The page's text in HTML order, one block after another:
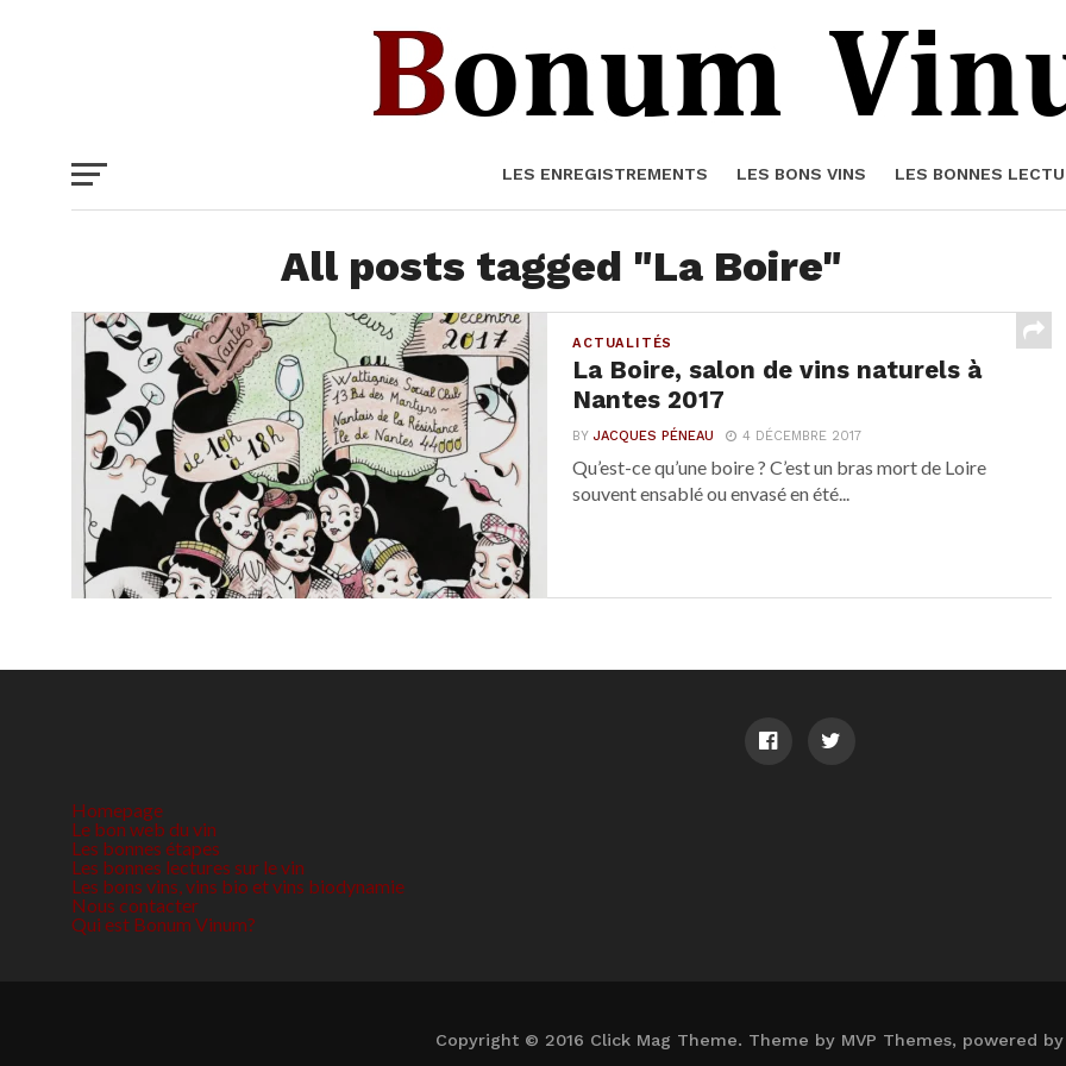
LES ENREGISTREMENTS LES BONS VINS LES BONNES
All posts tagged "La Boire"
ACTUALITÉS
La Boire, salon de vins naturels à
Nantes 2017
BYJACQUES PÉNEAU 4 DÉCEMBRE 2017
Qu’est-ce qu’une boire ? C’est un bras mort de Loire
souvent ensablé ou envasé en été...
Homepage
Le bon web du vin
Les bonnes étapes
Les bonnes lectures sur le vin
Les bons vins, vins bio et vins biodynamie
Nous contacter
Qui est Bonum Vinum?
Copyright © 2016 Click Mag Theme. Theme by MVP Themes, powered by